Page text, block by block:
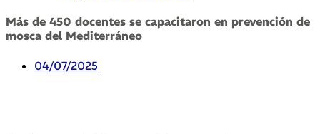
Más de 450 docentes se capacitaron en prevención de
mosca del Mediterráneo
04/07/2025